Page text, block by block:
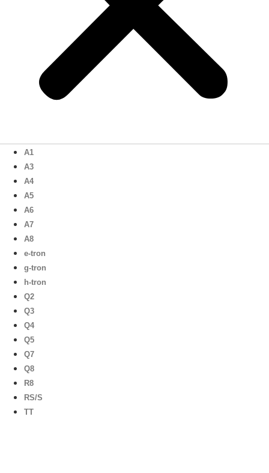
A1
A3
A4
A5
A6
A7
A8
e-tron
g-tron
h-tron
Q2
Q3
Q4
Q5
Q7
Q8
R8
RS/S
TT